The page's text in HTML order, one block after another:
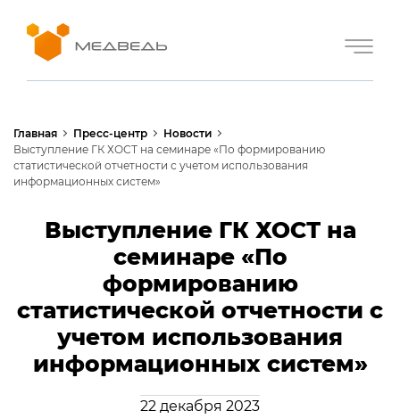
Главная Пресс-центр
Новости
Выступление ГК ХОСТ на семинаре «По формированию
статистической отчетности с учетом использования
информационных систем»
Выступление ГК ХОСТ на
семинаре «По
формированию
статистической отчетности с
учетом использования
информационных систем»
22 декабря 2023